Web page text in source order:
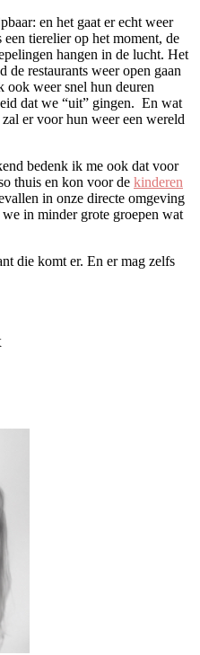
en het gaat er echt weer
tierelier op het moment, de
hangen in de lucht. Het
de restaurants weer open gaan
ook weer snel hun deuren
dat we “uit” gingen. En wat
er voor hun weer een wereld
bedenk ik me ook dat voor
thuis en kon voor de kinderen
in onze directe omgeving
in minder grote groepen wat
die komt er. En er mag zelfs